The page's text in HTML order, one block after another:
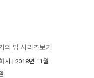
의 밤 시리즈보기
사 | 2018년 11월